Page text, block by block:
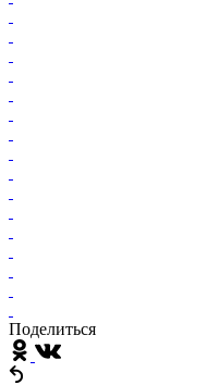
Поделиться